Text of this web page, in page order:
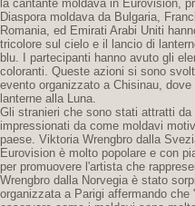
la cantante moldava in Eurovision,
Diaspora moldava da Bulgaria,
Romania, ed Emirati Arabi Uniti
tricolore sul cielo e il lancio di
blu. I partecipanti hanno avuto gli
coloranti. Queste azioni si sono
evento organizzato a Chisinau,
lanterne alla Luna.
Gli stranieri che sono stati attratti
impressionati da come moldavi
paese. Viktoria Wrengbro dalla
Eurovision è molto popolare e con
per promuovere l'artista che
Wrengbro dalla Norvegia è stato
organizzata a Parigi affermando